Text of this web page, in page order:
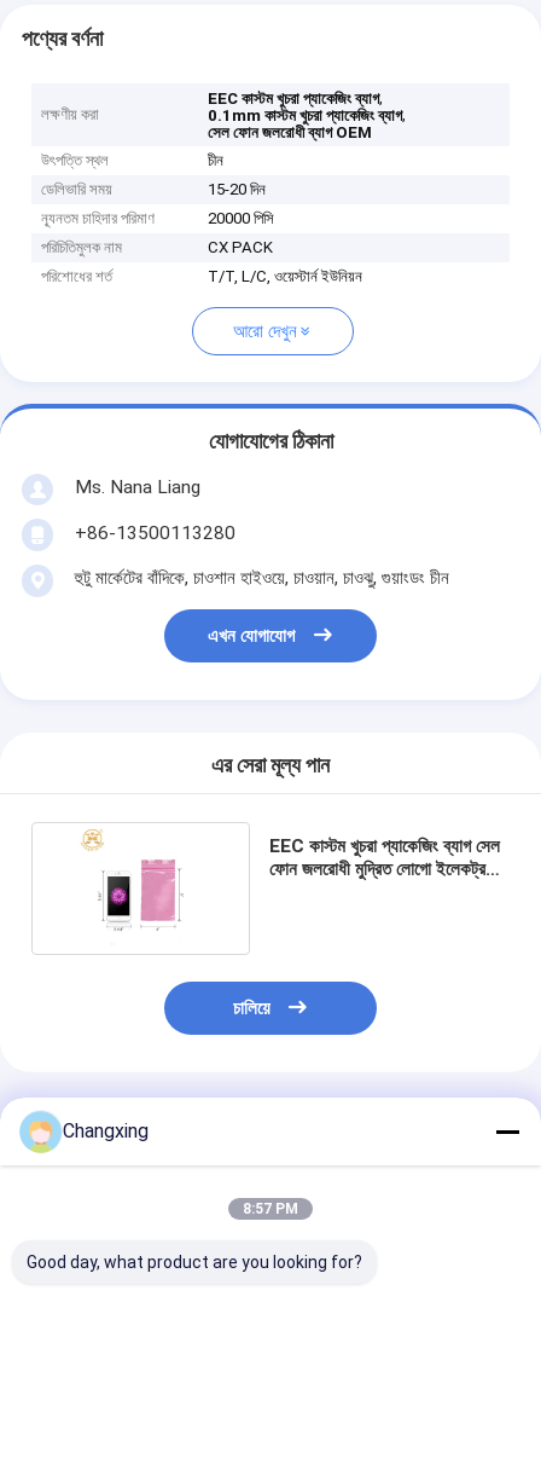
পণ্যের বর্ণনা
লক্ষণীয় করা
EEC কাস্টম খুচরা প্যাকেজিং ব্যাগ,
0.1mm কাস্টম খুচরা প্যাকেজিং ব্যাগ,
সেল ফোন জলরোধী ব্যাগ OEM
উৎপত্তি স্থল
চীন
ডেলিভারি সময়
15-20 দিন
ন্যূনতম চাহিদার পরিমাণ
20000 পিসি
পরিচিতিমুলক নাম
CX PACK
পরিশোধের শর্ত
T/T, L/C, ওয়েস্টার্ন ইউনিয়ন
আরো দেখুন
যোগাযোগের ঠিকানা
Ms. Nana Liang
+86-13500113280
হুটু মার্কেটের বাঁদিকে, চাওশান হাইওয়ে, চাওয়ান, চাওঝু, গুয়াংডং চীন
এখন যোগাযোগ
এর সেরা মূল্য পান
EEC কাস্টম খুচরা প্যাকেজিং ব্যাগ সেল
ফোন জলরোধী মুদ্রিত লোগো ইলেকট্রনিক
চালিয়ে
প্রস্তাবিত পণ্য
Changxing
8:57 PM
Good day, what product are you looking for?